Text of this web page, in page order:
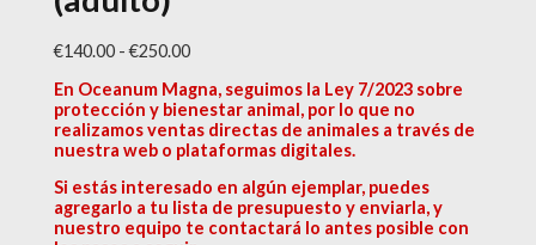
€140.00 - €250.00
En Oceanum Magna, seguimos la Ley 7/2023 sobre
protección y bienestar animal, por lo que no
realizamos ventas directas de animales a través de
nuestra web o plataformas digitales.
Si estás interesado en algún ejemplar, puedes
agregarlo a tu lista de presupuesto y enviarla, y
nuestro equipo te contactará lo antes posible con